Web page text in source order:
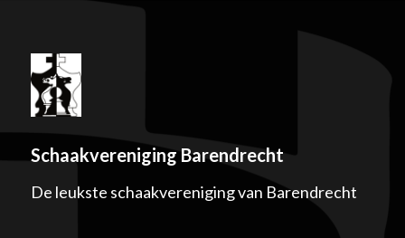
Schaakvereniging Barendrecht
De leukste schaakvereniging van Barendrecht